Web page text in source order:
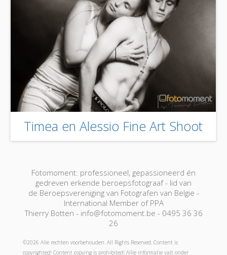
Timea en Alessio Fine Art Shoot
Fotomoment: professioneel, gepassioneerd én
gedreven erkende beroepsfotograaf - lid van
de Beroepsvereniging van Fotografen van Belgie -
International Member of PPA
Thierry Botten - info@fotomoment.be - 0495 36 36
26
©2026 Alle rechten voorbehouden. All Rights Reserved. Content is
copyrighted! Content copying is prohibited! Allle informatie valt onder